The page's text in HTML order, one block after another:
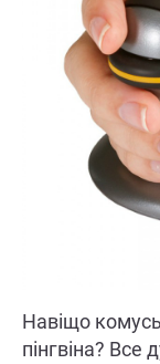
Навіщо
пінгвіна? Все